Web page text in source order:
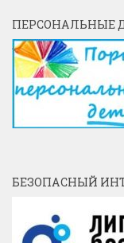
ПЕРСОНАЛЬНЫЕ
БЕЗОПАСНЫЙ